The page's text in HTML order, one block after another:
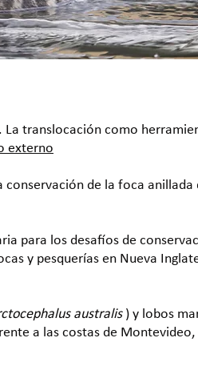
La translocación como
externo
de la foca anillada
para los desafíos de
y pesquerías en Nueva
australis) y lobos
a las costas de